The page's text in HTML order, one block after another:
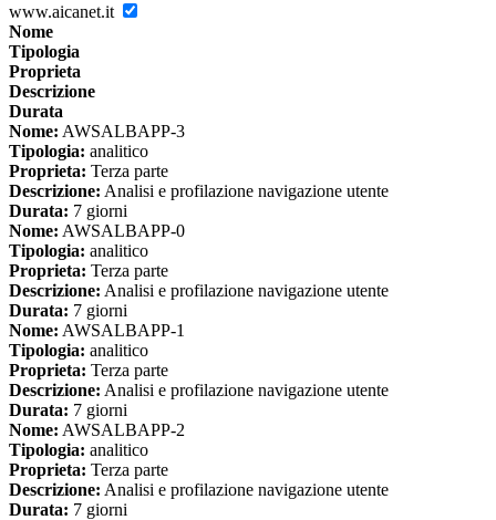
www.aicanet.it
Nome
Tipologia
Proprieta
Descrizione
Durata
Nome: AWSALBAPP-3
Tipologia: analitico
Proprieta: Terza parte
Descrizione: Analisi e profilazione navigazione utente
Durata: 7 giorni
Nome: AWSALBAPP-0
Tipologia: analitico
Proprieta: Terza parte
Descrizione: Analisi e profilazione navigazione utente
Durata: 7 giorni
Nome: AWSALBAPP-1
Tipologia: analitico
Proprieta: Terza parte
Descrizione: Analisi e profilazione navigazione utente
Durata: 7 giorni
Nome: AWSALBAPP-2
Tipologia: analitico
Proprieta: Terza parte
Descrizione: Analisi e profilazione navigazione utente
Durata: 7 giorni